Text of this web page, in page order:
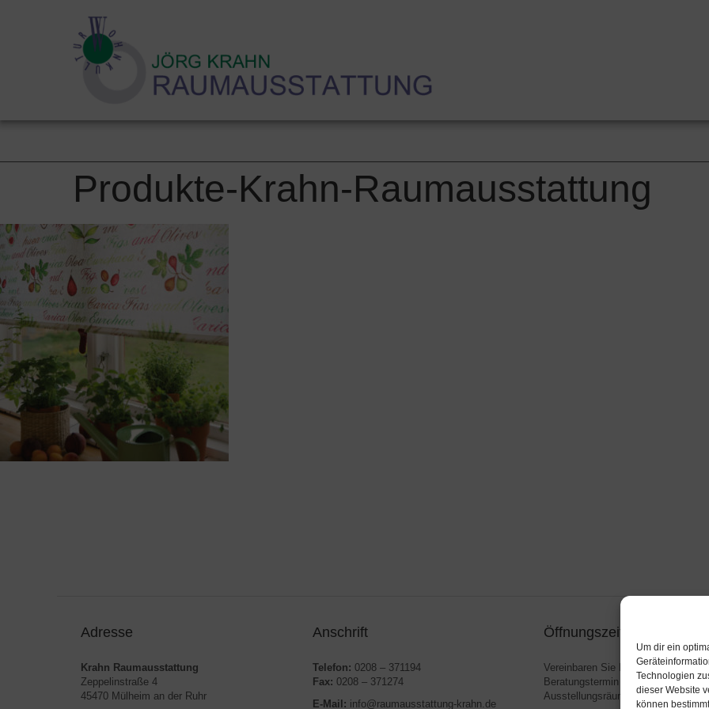
Um dir ein
Technologien
dieser Website
können
Produkte-Krahn-Raumausstattung
Adresse
Krahn Raumausstattung
Zeppelinstraße 4
45470 Mülheim an der Ruhr
Anschrift
Telefon: 0208 – 371194
Fax: 0208 – 371274
E-Mail: info@raumausstattung-krahn.de
Öffnungszeiten
Vereinbaren Sie Ihren persönlichen
Beratungstermin in unseren
Ausstellungsräumen oder in Ihrem